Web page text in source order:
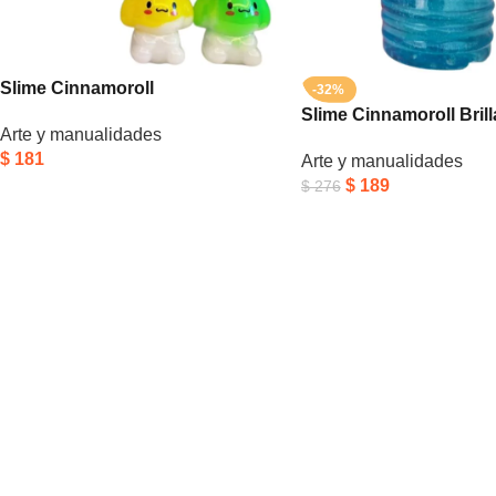
Slime Cinnamoroll
Arte y manualidades
$ 181
-32%
Slime Cinnamoroll
Arte y manualidades
$276 $189